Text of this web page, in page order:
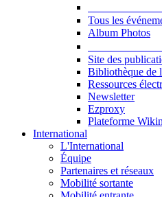
Tous les
Album Photos
Site des
Bibliothèque de
Ressources
Newsletter
Ezproxy
Plateforme
International
L'International
Équipe
Partenaires et réseaux
Mobilité sortante